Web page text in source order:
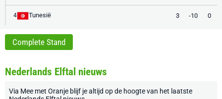
4 Tunesië 3 -10 0
Complete Stand
Nederlands Elftal nieuws
Via Mee met Oranje blijf je altijd op de hoogte van het laatste